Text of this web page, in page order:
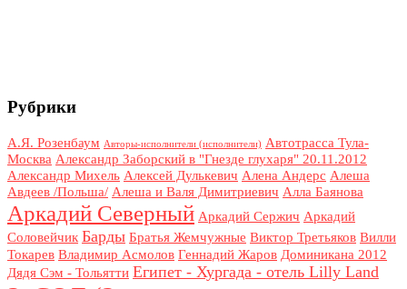
Рубрики
А.Я. Розенбаум Авторы-исполнители (исполнители) Автотрасса Тула-
Москва Александр Заборский в "Гнезде глухаря" 20.11.2012
Александр Михель Алексей Дулькевич Алена Андерс Алеша
Авдеев /Польша/ Алеша и Валя Димитриевич Алла Баянова
Аркадий Северный Аркадий Сержич Аркадий
Соловейчик Барды Братья Жемчужные Виктор Третьяков Вилли
Токарев Владимир Асмолов Геннадий Жаров Доминикана 2012
Дядя Сэм - Тольятти Египет - Хургада - отель Lilly Land